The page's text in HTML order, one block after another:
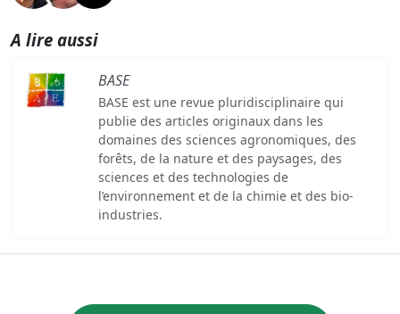
A lire aussi
BASE
BASE est une revue pluridisciplinaire qui
publie des articles originaux dans les
domaines des sciences agronomiques, des
forêts, de la nature et des paysages, des
sciences et des technologies de
l’environnement et de la chimie et des bio-
industries.